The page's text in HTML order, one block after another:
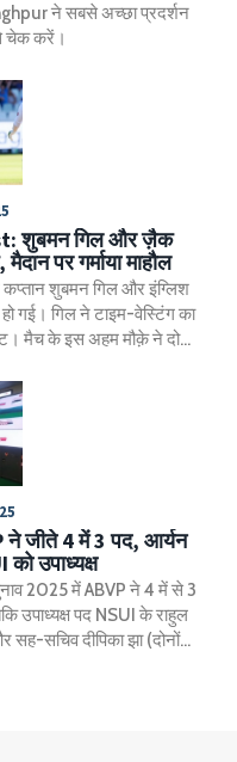
ने सबसे अच्छा प्रदर्शन
चेक करें।
शुबमन गिल और ज़ैक
पर गर्माया माहौल
शुबमन गिल और इंग्लिश
गई। गिल ने टाइम-वेस्टिंग का
मैच के इस अहम मौक़े ने दोनों
जीते 4 में 3 पद, आर्यन
उपाध्यक्ष
2025 में ABVP ने 4 में से 3
उपाध्यक्ष पद NSUI के राहुल
सचिव दीपिका झा (दोनों